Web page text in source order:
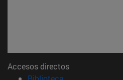
Accesos directos